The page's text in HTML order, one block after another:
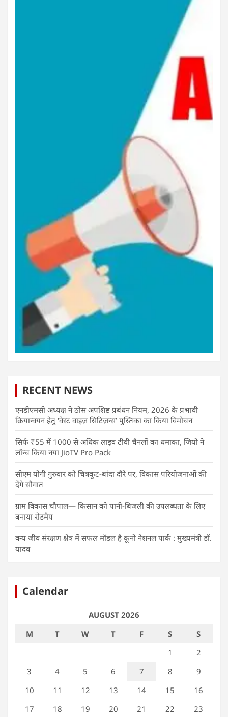
RECENT NEWS
एनडीएमसी अध्यक्ष ने ठोस अपशिष्ट प्रबंधन नियम, 2026 के प्रभावी
क्रियान्वयन हेतु ‘वेस्ट वाइज़ सिटिज़न्स’ पुस्तिका का किया विमोचन
सिर्फ ₹55 में 1000 से अधिक लाइव टीवी चैनलों का धमाका, जियो ने
लॉन्च किया नया JioTV Pro Pack
सीएम योगी गुरुवार को चित्रकूट-बांदा दौरे पर, विकास परियोजनाओं की
देंगे सौगात
ग्राम विकास चौपाल— किसान को पानी-बिजली की उपलब्धता के लिए
बनाया रोडमैप
वन्य जीव संरक्षण क्षेत्र में सफल मॉडल है कूनो नेशनल पार्क : मुख्यमंत्री डॉ.
यादव
Calendar
AUGUST 2026
M
T W T F S
S
1
2
3
4 5 6 7 8
9
10
11 12 13 14 15
16
17
18 19 20 21 22 23